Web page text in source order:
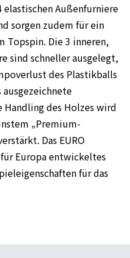
Außenfurniere
sorgen zudem für ein
Topspin. Die 3 inneren,
sind schneller ausgelegt,
des Plastikballs
des Holzes wird
„Premium-
Das EURO
für Europa entwickeltes
für das